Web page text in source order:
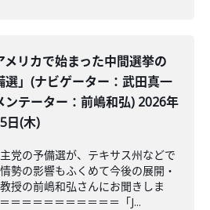
メリカで始まった中間選挙の
選」(ナビゲーター：武田真一
ンテーター：前嶋和弘) 2026年
日(木)
党の予備選が、テキサス州などで
勢の影響もふくめて今後の展開・
授の前嶋和弘さんにお聞きしま
＝＝＝＝＝＝＝＝＝＝「J...